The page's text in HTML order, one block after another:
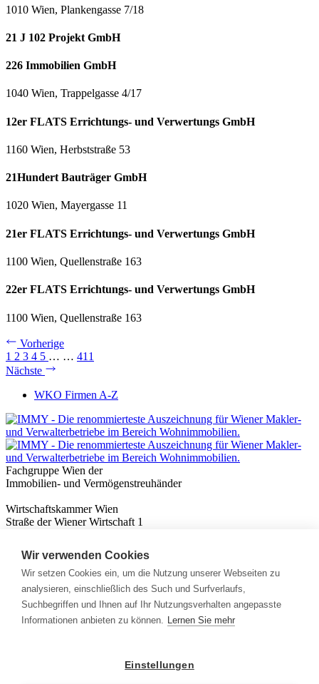
1010 Wien, Plankengasse 7/18
21 J 102 Projekt GmbH
226 Immobilien GmbH
1040 Wien, Trappelgasse 4/17
12er FLATS Errichtungs- und Verwertungs GmbH
1160 Wien, Herbststraße 53
21Hundert Bauträger GmbH
1020 Wien, Mayergasse 11
21er FLATS Errichtungs- und Verwertungs GmbH
1100 Wien, Quellenstraße 163
22er FLATS Errichtungs- und Verwertungs GmbH
1100 Wien, Quellenstraße 163
Vorherige
1 2 3 4 5 … … 411
Nächste
WKO Firmen A-Z
Fachgruppe Wien der
Immobilien- und Vermögenstreuhänder
Wirtschaftskammer Wien
Straße der Wiener Wirtschaft 1
Nützliches
Immobilienwissen
Formulare & Rechner
Expert:innen
Info
Wir verwenden Cookies
Wir setzen Cookies ein, um die Nutzung unserer Webseiten zu
analysieren, einschließlich des Such und Surfverlaufs,
Suchbegriffen und Ihnen auf Ihr Nutzungsverhalten angepasste
Informationen anbieten zu können. Lernen Sie mehr
Einstellungen